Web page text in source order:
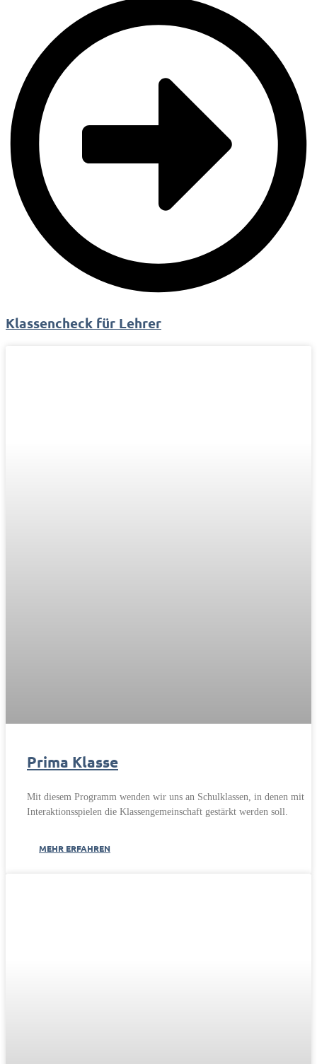
Klassencheck für Lehrer
Prima Klasse
Mit diesem Programm wenden wir uns an Schulklassen, in denen mit
Interaktionsspielen die Klassengemeinschaft gestärkt werden soll.
MEHR ERFAHREN